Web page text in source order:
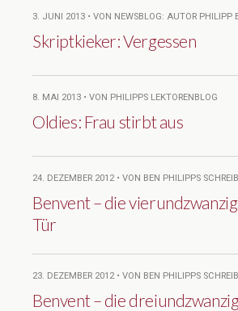
3. JUNI 2013 • VON NEWSBLOG: AUTOR PHILIPP
Skriptkieker: Vergessen
8. MAI 2013 • VON PHILIPPS LEKTORENBLOG
Oldies: Frau stirbt aus
24. DEZEMBER 2012 • VON BEN PHILIPPS
Benvent – die
Tür
23. DEZEMBER 2012 • VON BEN PHILIPPS
Benvent – die